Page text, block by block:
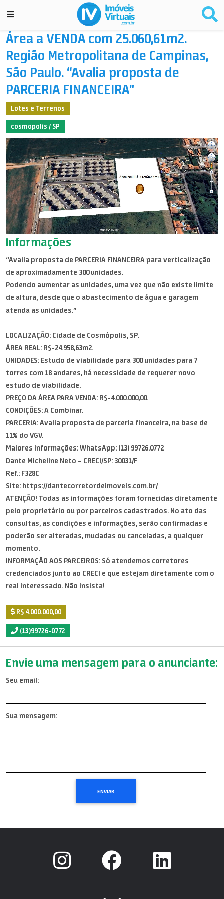
Área a VENDA com 25.060,61m2.
Região Metropolitana de Campinas,
São Paulo. “Avalia proposta de
PARCERIA FINANCEIRA"
Lotes e Terrenos
cosmopolis / SP
Informações
“Avalia proposta de PARCERIA FINANCEIRA para verticalização
de aproximadamente 300 unidades.
Podendo aumentar as unidades, uma vez que não existe limite
de altura, desde que o abastecimento de água e garagem
atenda as unidades.”
LOCALIZAÇÃO: Cidade de Cosmópolis, SP.
ÁREA REAL: R$-24.958,63m2.
UNIDADES: Estudo de viabilidade para 300 unidades para 7
torres com 18 andares, há necessidade de requerer novo
estudo de viabilidade.
PREÇO DA ÁREA PARA VENDA: R$-4.000.000,00.
CONDIÇÕES: A Combinar.
PARCERIA: Avalia proposta de parceria financeira, na base de
11% do VGV.
Maiores informações: WhatsApp: (13) 99726.0772
Dante Micheline Neto – CRECI/SP: 30031/F
Ref.: F328C
Site: https://dantecorretordeimoveis.com.br/
ATENÇÃO! Todas as informações foram fornecidas diretamente
pelo proprietário ou por parceiros cadastrados. No ato das
consultas, as condições e informações, serão confirmadas e
poderão ser alteradas, mudadas ou canceladas, a qualquer
momento.
INFORMAÇÃO AOS PARCEIROS: Só atendemos corretores
credenciados junto ao CRECI e que estejam diretamente com o
real interessado. Não insista!
R$ 4.000.000,00
(13)99726-0772
Envie uma mensagem para o anunciante:
Seu email:
Sua mensagem: